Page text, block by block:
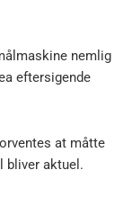
nemlig
eftersigende
at måtte
bliver aktuel.